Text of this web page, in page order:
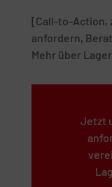
[Call-to-Action,
anfordern,
Mehr über
Jetzt